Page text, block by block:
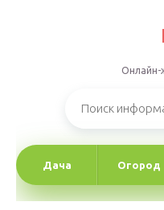
Онлайн-
Дача Огород